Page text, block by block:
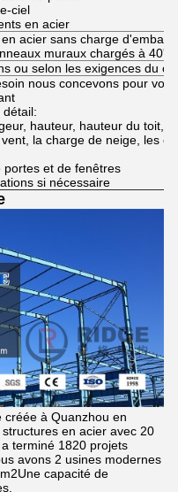
ciel
en acier
acier sans charge
muraux chargés à 40'
ou selon les exigences du
nous concevons pour
détail:
hauteur, hauteur du toit,
la charge de neige, les
portes et de fenêtres
si nécessaire
créée à Quanzhou en
en acier avec 20
terminé 1820 projets
avons 2 usines modernes
capacité de